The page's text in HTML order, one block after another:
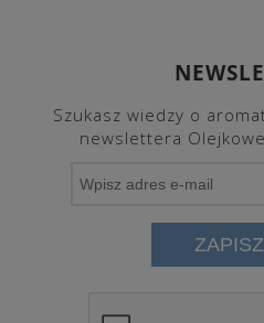
Szukasz wiedzy o
newslettera